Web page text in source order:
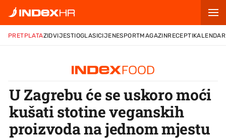
PRETPLATAZIDVIJESTIOGLASICIJENESPORTMAGAZINRECEPTIKALENDAR
U Zagrebu će se uskoro moći
kušati stotine veganskih
proizvoda na jednom mjestu